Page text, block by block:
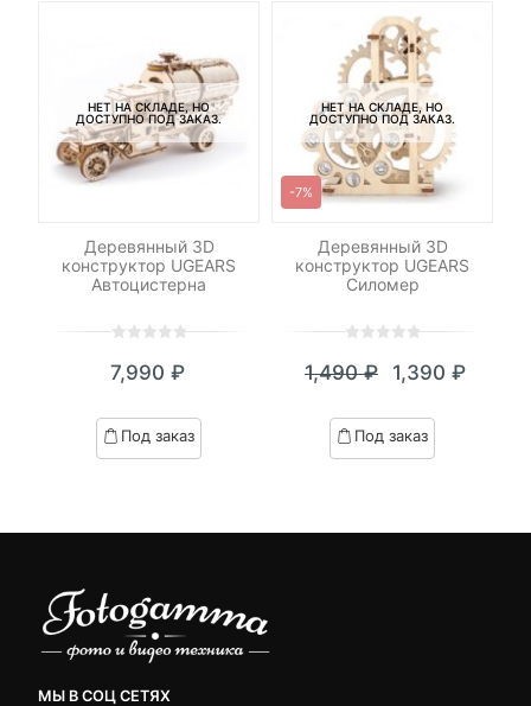
НЕТ НА СКЛАДЕ, НО
ДОСТУПНО ПОД ЗАКАЗ.
Деревянный 3D
конструктор UGEARS
Автоцистерна
out
based
on
7,990 ₽
Под заказ
НЕТ НА СКЛАДЕ, НО
ДОСТУПНО ПОД ЗАКАЗ.
-7%
Деревянный 3D
конструктор UGEARS
Силомер
out
based
on
1,490₽
цена
составляла
1,390 ₽
Текущая
цена:
1,390 ₽.
Под заказ
МЫ В СОЦ СЕТЯХ